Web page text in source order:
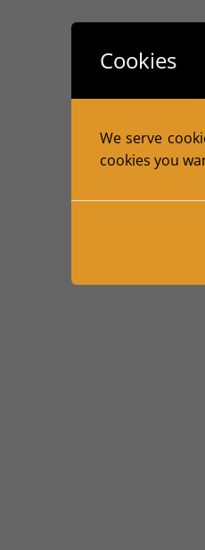
Cookies
We serve
cookies you